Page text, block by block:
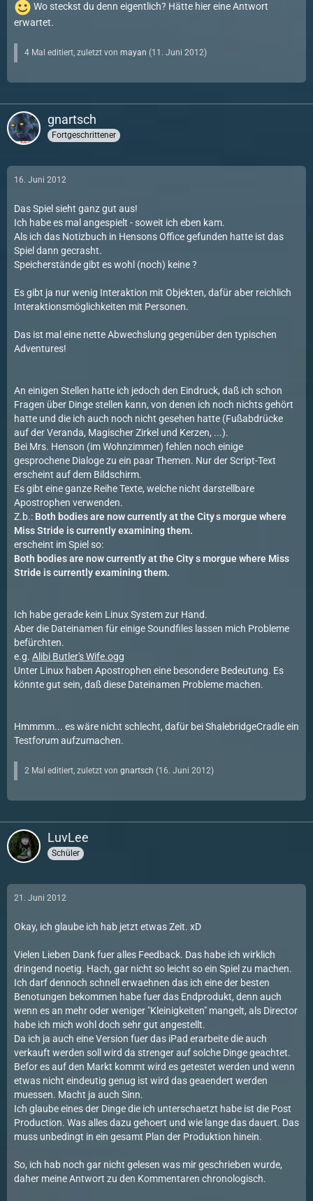
Wo steckst du denn eigentlich? Hätte hier eine Antwort
erwartet.
4 Mal editiert, zuletzt von mayan (11. Juni 2012)
gnartsch
Fortgeschrittener
16. Juni 2012
Das Spiel sieht ganz gut aus!
Ich habe es mal angespielt - soweit ich eben kam.
Als ich das Notizbuch in Hensons Office gefunden hatte ist das
Spiel dann gecrasht.
Speicherstände gibt es wohl (noch) keine ?
Es gibt ja nur wenig Interaktion mit Objekten, dafür aber reichlich
Interaktionsmöglichkeiten mit Personen.
Das ist mal eine nette Abwechslung gegenüber den typischen
Adventures!
An einigen Stellen hatte ich jedoch den Eindruck, daß ich schon
Fragen über Dinge stellen kann, von denen ich noch nichts gehört
hatte und die ich auch noch nicht gesehen hatte (Fußabdrücke
auf der Veranda, Magischer Zirkel und Kerzen, ...).
Bei Mrs. Henson (im Wohnzimmer) fehlen noch einige
gesprochene Dialoge zu ein paar Themen. Nur der Script-Text
erscheint auf dem Bildschirm.
Es gibt eine ganze Reihe Texte, welche nicht darstellbare
Apostrophen verwenden.
Z.b.: Both bodies are now currently at the City’s morgue where
Miss Stride is currently examining them.
erscheint im Spiel so:
Both bodies are now currently at the City s morgue where Miss
Stride is currently examining them.
Ich habe gerade kein Linux System zur Hand.
Aber die Dateinamen für einige Soundfiles lassen mich Probleme
befürchten.
e.g. Alibi Butler's Wife.ogg
Unter Linux haben Apostrophen eine besondere Bedeutung. Es
könnte gut sein, daß diese Dateinamen Probleme machen.
Hmmmm... es wäre nicht schlecht, dafür bei ShalebridgeCradle ein
Testforum aufzumachen.
2 Mal editiert, zuletzt von gnartsch (16. Juni 2012)
LuvLee
Schüler
21. Juni 2012
Okay, ich glaube ich hab jetzt etwas Zeit. xD
Vielen Lieben Dank fuer alles Feedback. Das habe ich wirklich
dringend noetig. Hach, gar nicht so leicht so ein Spiel zu machen.
Ich darf dennoch schnell erwaehnen das ich eine der besten
Benotungen bekommen habe fuer das Endprodukt, denn auch
wenn es an mehr oder weniger "Kleinigkeiten" mangelt, als Director
habe ich mich wohl doch sehr gut angestellt.
Da ich ja auch eine Version fuer das iPad erarbeite die auch
verkauft werden soll wird da strenger auf solche Dinge geachtet.
Befor es auf den Markt kommt wird es getestet werden und wenn
etwas nicht eindeutig genug ist wird das geaendert werden
muessen. Macht ja auch Sinn.
Ich glaube eines der Dinge die ich unterschaetzt habe ist die Post
Production. Was alles dazu gehoert und wie lange das dauert. Das
muss unbedingt in ein gesamt Plan der Produktion hinein.
So, ich hab noch gar nicht gelesen was mir geschrieben wurde,
daher meine Antwort zu den Kommentaren chronologisch.